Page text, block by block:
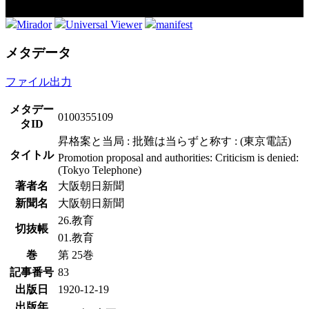
Mirador Universal Viewer manifest
メタデータ
ファイル出力
メタデー
タID
0100355109
タイトル
昇格案と当局 : 批難は当らずと称す : (東京電話)
Promotion proposal and authorities: Criticism is denied:
(Tokyo Telephone)
著者名
大阪朝日新聞
新聞名
大阪朝日新聞
切抜帳
26.教育
01.教育
巻
第 25巻
記事番号 83
出版日
1920-12-19
出版年